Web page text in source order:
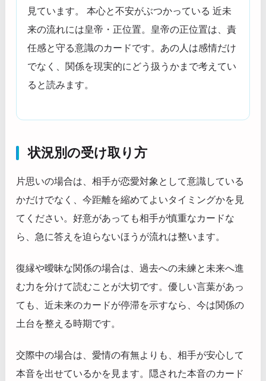
見ています。 本心と不安がぶつかっている 近未
来の流れには皇帝・正位置。皇帝の正位置は、責
任感と守る意識のカードです。あの人は感情だけ
でなく、関係を現実的にどう扱うかまで考えてい
ると読みます。
状況別の受け取り方
片思いの場合は、相手が恋愛対象として意識している
かだけでなく、今距離を縮めてよいタイミングかを見
てください。好意があっても相手が慎重なカードな
ら、急に答えを迫らないほうが流れは整います。
復縁や曖昧な関係の場合は、過去への未練と未来へ進
む力を分けて読むことが大切です。優しい言葉があっ
ても、近未来のカードが停滞を示すなら、今は関係の
土台を整える時期です。
交際中の場合は、愛情の有無よりも、相手が安心して
本音を出せているかを見ます。隠された本音のカード